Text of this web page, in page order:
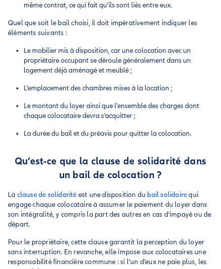
même contrat, ce qui fait qu’ils sont liés entre eux.
Quel que soit le bail choisi, il doit impérativement indiquer les
éléments suivants :
Le mobilier mis à disposition, car une colocation avec un
propriétaire occupant se déroule généralement dans un
logement déjà aménagé et meublé ;
L’emplacement des chambres mises à la location ;
Le montant du loyer ainsi que l'ensemble des charges dont
chaque colocataire devra s’acquitter ;
La durée du bail et du préavis pour quitter la colocation.
Qu’est-ce que la clause de solidarité dans
un bail de colocation ?
La clause de solidarité est une disposition du bail solidairequi
engage chaque colocataire à assumer le paiement du loyer dans
son intégralité, y compris la part des autres en cas d’impayé ou de
départ.
Pour le propriétaire, cette clause garantit la perception du loyer
sans interruption. En revanche, elle impose aux colocataires une
responsabilité financière commune : si l’un d’eux ne paie plus, les